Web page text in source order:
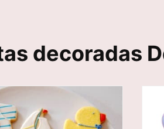
decoradas